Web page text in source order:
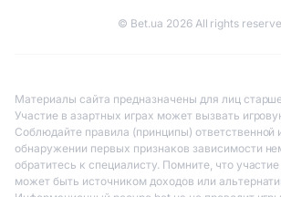
© Bet.ua 2026 All rights
Материалы сайта предназначены для лиц старше
Участие в азартных играх может вызвать
Соблюдайте правила (принципы) ответственной
обнаружении первых признаков зависимости
обратитесь к специалисту. Помните, что
может быть источником доходов или